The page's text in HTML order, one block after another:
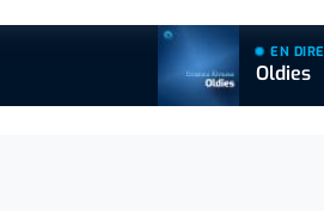
EN
Oldies